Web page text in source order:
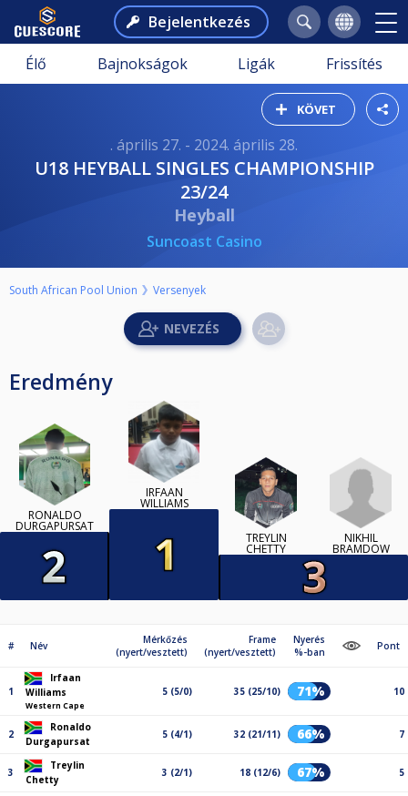
Bejelentkezés
Élő Bajnokságok Ligák Frissítés
KÖVET
. április 27. - 2024. április 28.
U18 HEYBALL SINGLES CHAMPIONSHIP
23/24
Heyball
Suncoast Casino
South African Pool Union Versenyek
Eredmény
RONALDO
DURGAPURSAT
IRFAAN
WILLIAMS
TREYLIN
CHETTY
NIKHIL
BRAMDOW
# Név
Mérkőzés
(nyert/vesztett)
Frame
(nyert/vesztett)
Nyerés
%-ban
Pont
1
Irfaan
Williams
Western Cape
5 (5/0) 35 (25/10) 71% 10
2
Ronaldo
Durgapursat
5 (4/1) 32 (21/11) 66% 7
3
Treylin
Chetty
3 (2/1) 18 (12/6) 67% 5